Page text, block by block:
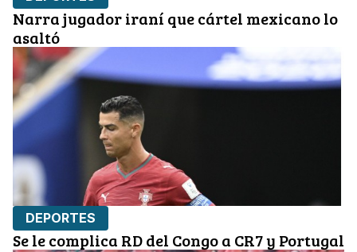
Narra jugador iraní que cártel mexicano lo
asaltó
DEPORTES
Se le complica RD del Congo a CR7 y Portugal